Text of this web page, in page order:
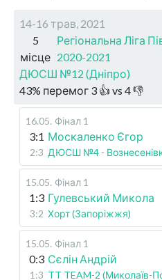
14-16 трав, 2021
5
місце
Регіональна Ліга
2020-2021
ДЮСШ №12 (Дніпро)
43% перемог 3 👍 vs 4👎
16.05. Фінал 1
3:1 Москаленко Єгор
2:3 ДЮСШ №4 -
15.05. Фінал 1
1:3 Гулевський Микола
3:2 Хорт (Запоріжжя)
15.05. Фінал 1
0:3 Сєлін Андрій
1:3 TT TEAM-2 (Миколаїв-